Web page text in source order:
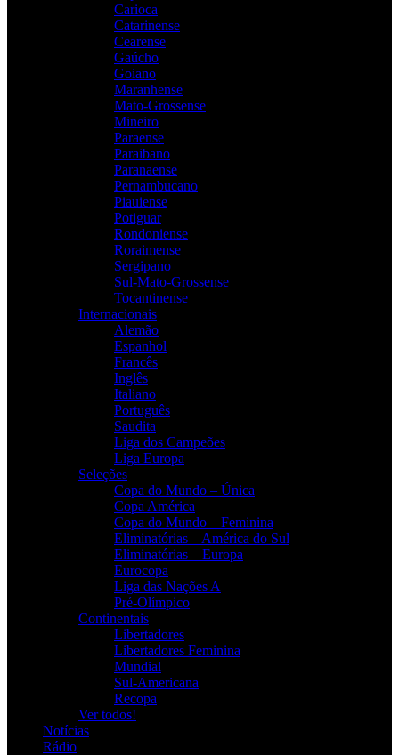
Carioca
Catarinense
Cearense
Gaúcho
Goiano
Maranhense
Mato-Grossense
Mineiro
Paraense
Paraibano
Paranaense
Pernambucano
Piauiense
Potiguar
Rondoniense
Roraimense
Sergipano
Sul-Mato-Grossense
Tocantinense
Internacionais
Alemão
Espanhol
Francês
Inglês
Italiano
Português
Saudita
Liga dos Campeões
Liga Europa
Seleções
Copa do Mundo – Única
Copa América
Copa do Mundo – Feminina
Eliminatórias – América do Sul
Eliminatórias – Europa
Eurocopa
Liga das Nações A
Pré-Olímpico
Continentais
Libertadores
Libertadores Feminina
Mundial
Sul-Americana
Recopa
Ver todos!
Notícias
Rádio